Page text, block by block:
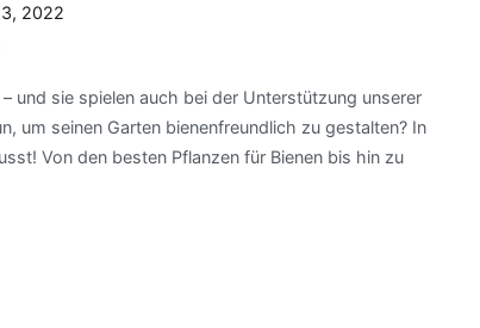
2022
und sie spielen auch bei der Unterstützung unserer
um seinen Garten bienenfreundlich zu gestalten? In
Von den besten Pflanzen für Bienen bis hin zu